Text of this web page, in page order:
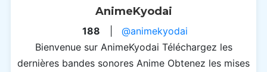
AnimeKyodai
188
@animekyodai
Bienvenue sur AnimeKyodai Téléchargez les
dernières bandes sonores Anime Obtenez les mises